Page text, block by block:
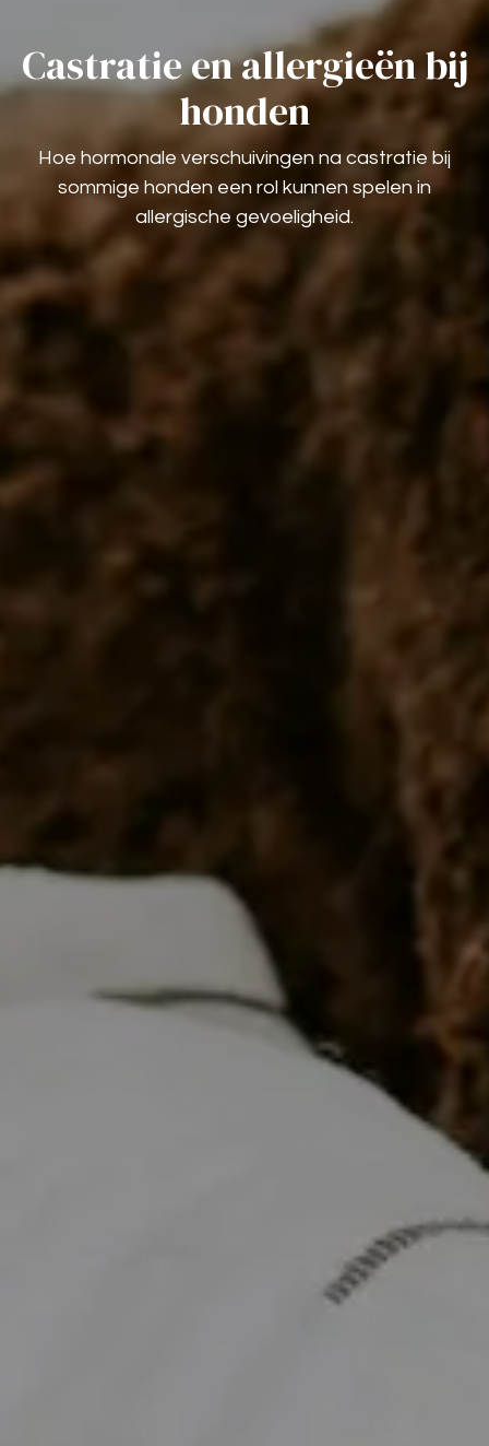
Castratie en allergieën bij
honden
Hoe hormonale verschuivingen na castratie bij
sommige honden een rol kunnen spelen in
allergische gevoeligheid.